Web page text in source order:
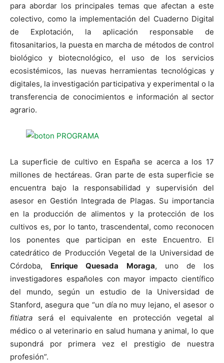
para abordar los principales temas que afectan a este
colectivo, como la implementación del Cuaderno Digital
de Explotación, la aplicación responsable de
fitosanitarios, la puesta en marcha de métodos de control
biológico y biotecnológico, el uso de los servicios
ecosistémicos, las nuevas herramientas tecnológicas y
digitales, la investigación participativa y experimental o la
transferencia de conocimientos e información al sector
agrario.
La superficie de cultivo en España se acerca a los 17
millones de hectáreas. Gran parte de esta superficie se
encuentra bajo la responsabilidad y supervisión del
asesor en Gestión Integrada de Plagas. Su importancia
en la producción de alimentos y la protección de los
cultivos es, por lo tanto, trascendental, como reconocen
los ponentes que participan en este Encuentro. El
catedrático de Producción Vegetal de la Universidad de
Córdoba, Enrique Quesada Moraga, uno de los
investigadores españoles con mayor impacto científico
del mundo, según un estudio de la Universidad de
Stanford, asegura que “un día no muy lejano, el asesor o
fitiatra será el equivalente en protección vegetal al
médico o al veterinario en salud humana y animal, lo que
supondrá por primera vez el prestigio de nuestra
profesión”.